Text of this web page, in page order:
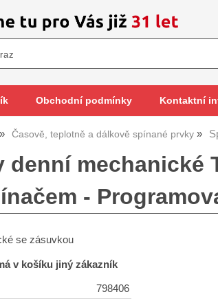
Obchodní podmínky Kontaktní
Časově, teplotně a dálkově spínané prvky
mechanické
-
se zásuvkou
v košíku jiný zákazník
798406